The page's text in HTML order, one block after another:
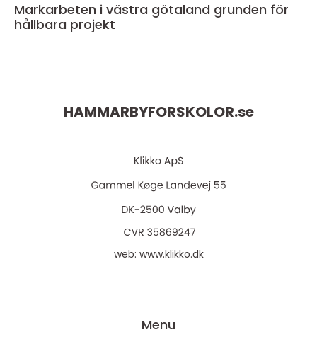
Markarbeten i västra götaland grunden för
hållbara projekt
HAMMARBYFORSKOLOR.se
web: www.klikko.dk
Menu